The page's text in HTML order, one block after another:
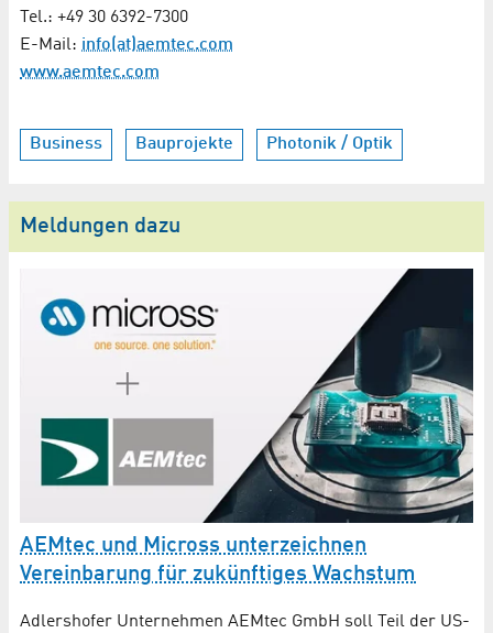
Tel.: +49 30 6392-7300
E-Mail: info(at)aemtec.com
www.aemtec.com
Business Bauprojekte Photonik / Optik
Meldungen dazu
AEMtec und Micross unterzeichnen
Vereinbarung für zukünftiges Wachstum
Adlershofer Unternehmen AEMtec GmbH soll Teil der US-